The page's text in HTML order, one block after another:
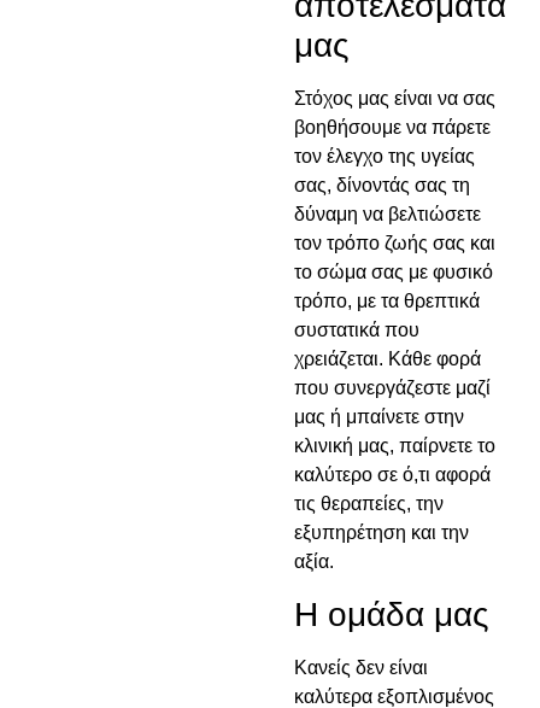
μας
Στόχος μας είναι να σας
βοηθήσουμε να πάρετε
τον έλεγχο της υγείας
σας, δίνοντάς σας τη
δύναμη να βελτιώσετε
τον τρόπο ζωής σας και
το σώμα σας με φυσικό
τρόπο, με τα θρεπτικά
συστατικά που
χρειάζεται. Κάθε φορά
που συνεργάζεστε μαζί
μας ή μπαίνετε στην
κλινική μας, παίρνετε το
καλύτερο σε ό,τι αφορά
τις θεραπείες, την
εξυπηρέτηση και την
αξία.
Η ομάδα μας
Κανείς δεν είναι
καλύτερα εξοπλισμένος